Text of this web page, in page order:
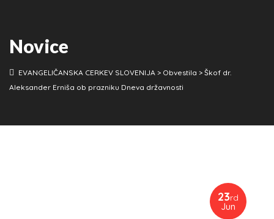
Novice
EVANGELIČANSKA CERKEV SLOVENIJA > Obvestila > Škof dr.
Aleksander Erniša ob prazniku Dneva državnosti
23rd
Jun